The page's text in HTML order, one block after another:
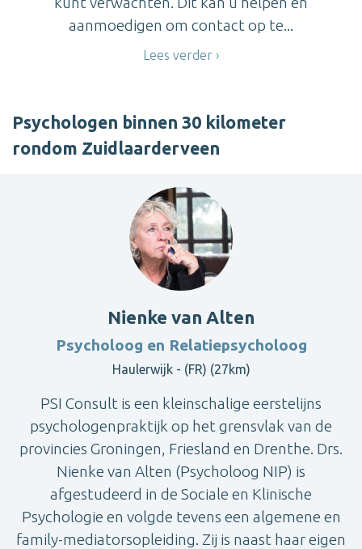
aanmoedigen om contact op te...
Lees verder
Psychologen binnen 30 kilometer
rondom Zuidlaarderveen
Nienke van Alten
Psycholoog en Relatiepsycholoog
Haulerwijk - (FR) (27km)
PSI Consult is een kleinschalige eerstelijns
psychologenpraktijk op het grensvlak van de
provincies Groningen, Friesland en Drenthe. Drs.
Nienke van Alten (Psycholoog NIP) is
afgestudeerd in de Sociale en Klinische
Psychologie en volgde tevens een algemene en
family-mediatorsopleiding. Zij is naast haar eigen